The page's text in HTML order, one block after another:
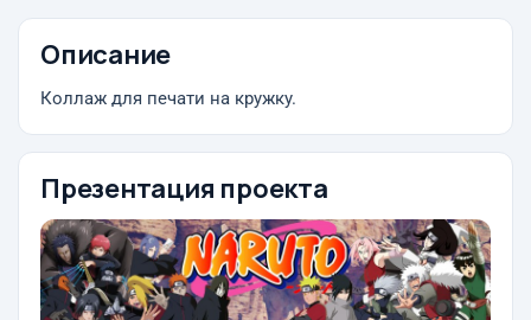
Описание
Коллаж для печати на кружку.
Презентация проекта